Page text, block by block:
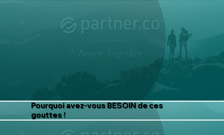
Pourquoi avez-vous BESOIN de ces
gouttes !